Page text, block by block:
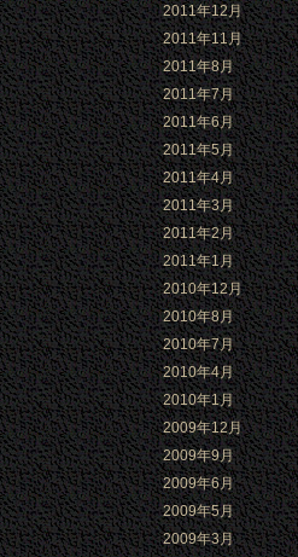
2011年12月
2011年11月
2011年8月
2011年7月
2011年6月
2011年5月
2011年4月
2011年3月
2011年2月
2011年1月
2010年12月
2010年8月
2010年7月
2010年4月
2010年1月
2009年12月
2009年9月
2009年6月
2009年5月
2009年3月